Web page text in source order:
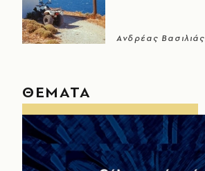
Ανδρέας Βασιλιάς
ΘΕΜΑΤΑ